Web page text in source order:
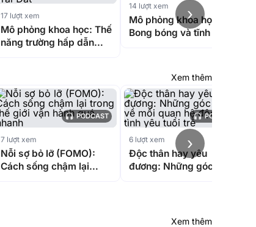
›
17 lượt xem
Mô phỏng khoa học: Thế
năng trường hấp dẫn
14 lượt xem
Mô phỏng khoa học:
Bong bóng và tĩnh điện
Xem thêm
›
PODCAST
7 lượt xem
Nỗi sợ bỏ lỡ (FOMO):
Cách sống chậm lại
PODCAST
6 lượt xem
Độc thân hay yêu
đương: Những góc nhìn
Xem thêm